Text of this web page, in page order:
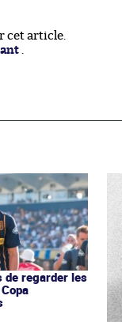
cet article.
de regarder les